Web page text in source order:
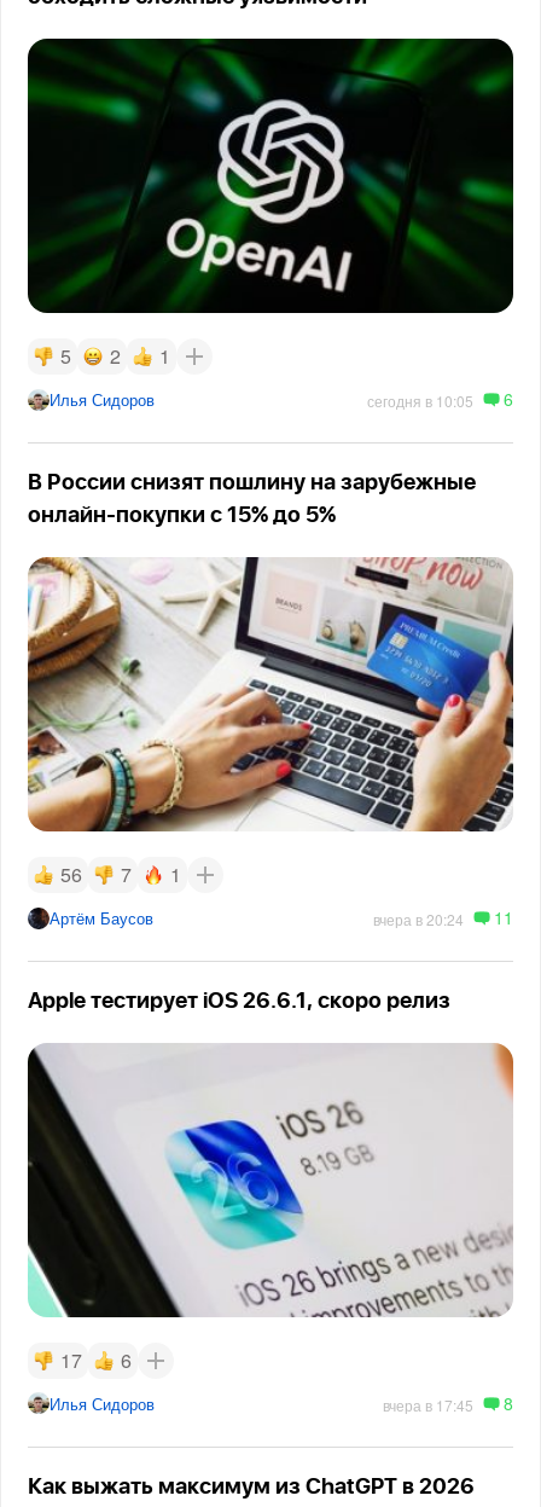
5 2 1
Илья Сидоров сегодня в 10:05 6
В России снизят пошлину на зарубежные
онлайн-покупки с 15% до 5%
56 7 1
Артём Баусов вчера в 20:24 11
Apple тестирует iOS 26.6.1, скоро релиз
17 6
Илья Сидоров вчера в 17:45 8
Как выжать максимум из ChatGPT в 2026